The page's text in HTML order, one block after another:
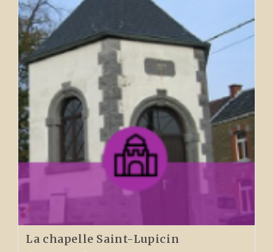
La chapelle Saint-Lupicin